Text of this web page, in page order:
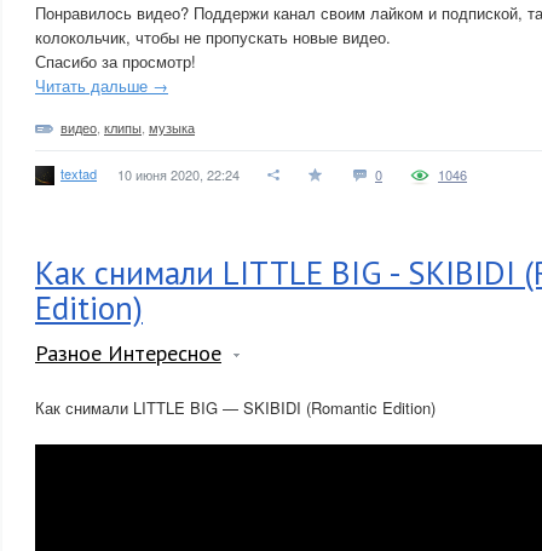
Понравилось видео? Поддержи канал своим лайком и подпиской,
колокольчик, чтобы не пропускать новые видео.
Спасибо за просмотр!
Читать дальше →
видео клипы музыка
textad 10 июня 2020, 22:24 0 1046
Как снимали LITTLE BIG - SKIBIDI
Edition)
Разное Интересное
Как снимали LITTLE BIG — SKIBIDI (Romantic Edition)